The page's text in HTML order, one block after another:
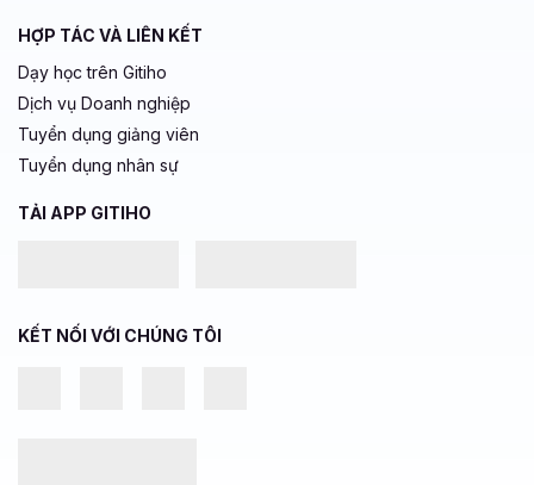
HỢP TÁC VÀ LIÊN KẾT
Dạy học trên Gitiho
Dịch vụ Doanh nghiệp
Tuyển dụng giảng viên
Tuyển dụng nhân sự
TẢI APP GITIHO
KẾT NỐI VỚI CHÚNG TÔI